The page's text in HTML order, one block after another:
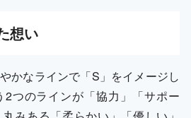
想い
かなラインで「S」をイメージし
つのラインが「協力」「サポー